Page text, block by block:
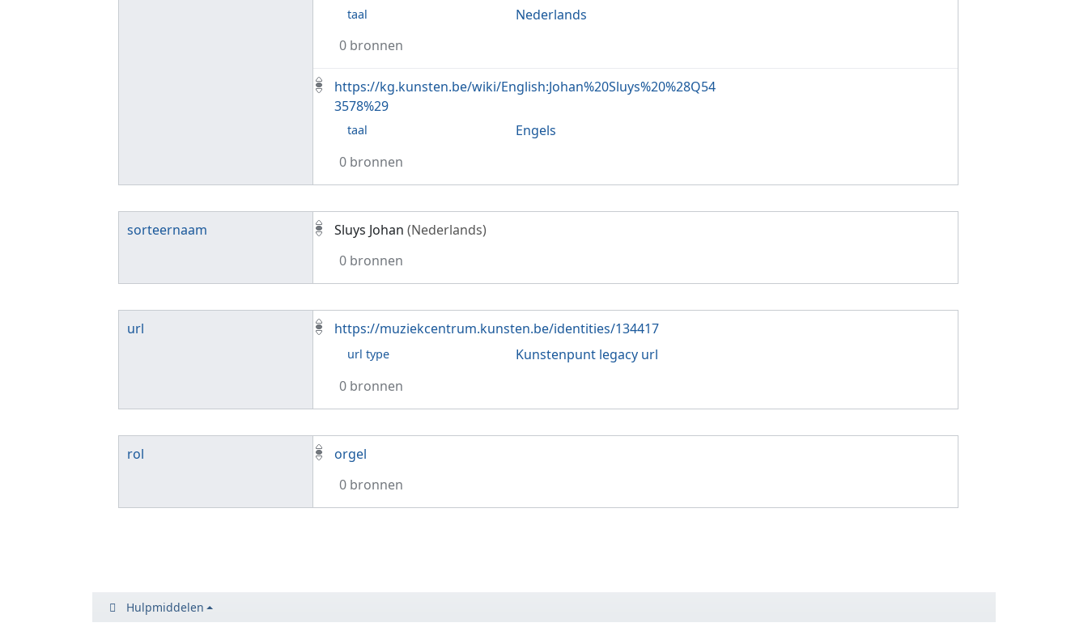
taal
Nederlands
0 bronnen
https://kg.kunsten.be/wiki/English:Johan%20Sluys%20%28Q54
3578%29
taal
Engels
0 bronnen
sorteernaam Sluys Johan (Nederlands)
0 bronnen
url https://muziekcentrum.kunsten.be/identities/134417
url type
Kunstenpunt legacy url
0 bronnen
rol
orgel
0 bronnen
Hulpmiddelen